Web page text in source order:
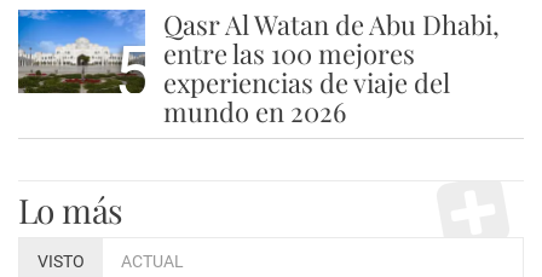
5
Qasr Al Watan de Abu Dhabi,
entre las 100 mejores
experiencias de viaje del
mundo en 2026
Lo más
VISTO ACTUAL